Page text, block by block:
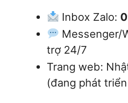
Inbox Zalo:
Messenger/
trợ 24/7
Trang web:
(đang phát